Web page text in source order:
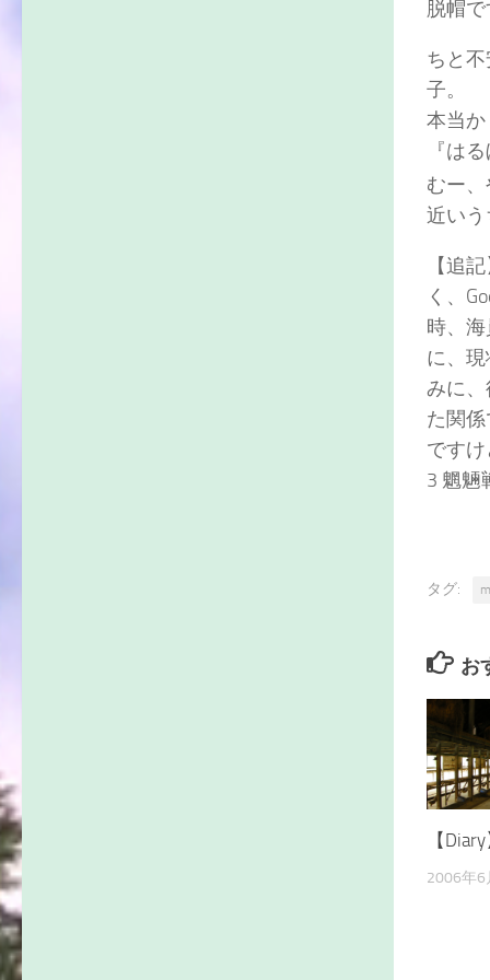
脱帽
ちと
子。
本当
『は
むー
近い
【追
く、
時、
に、
みに
た関
ですけ
3 魍魎
タグ:
お
【
2006年6